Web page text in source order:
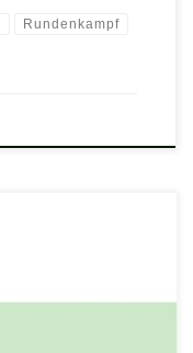
Rundenkampf